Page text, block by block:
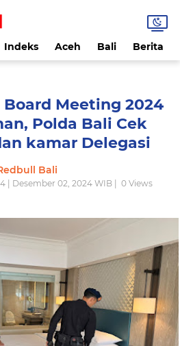
Indeks Aceh Bali Berita
Meeting 2024
Polda Bali Cek
kamar Delegasi
Bali
| Desember 02, 2024 WIB | 0 Views